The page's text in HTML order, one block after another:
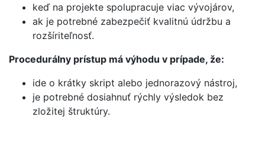
keď na projekte spolupracuje viac vývojárov,
ak je potrebné zabezpečiť kvalitnú údržbu a
rozšíriteľnosť.
Procedurálny prístup má výhodu v prípade, že:
ide o krátky skript alebo jednorazový nástroj,
je potrebné dosiahnuť rýchly výsledok bez
zložitej štruktúry.